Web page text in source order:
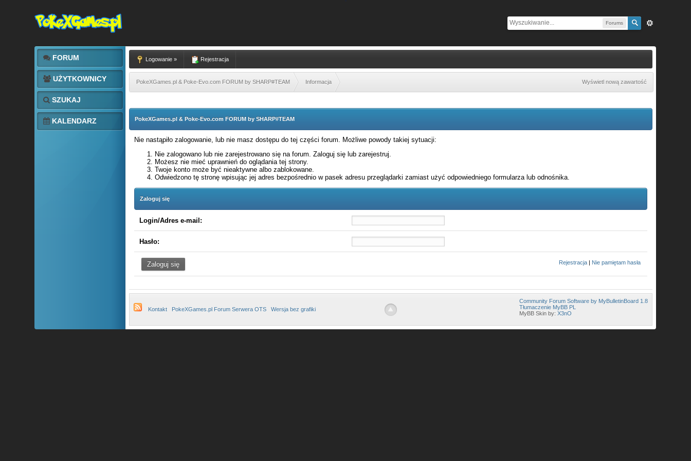
Forums
FORUM
UŻYTKOWNICY
SZUKAJ
KALENDARZ
Logowanie » Rejestracja
PokeXGames.pl & Poke-Evo.com FORUM by SHARP#TEAM Informacja Wyświetl nową zawartość
PokeXGames.pl & Poke-Evo.com FORUM by SHARP#TEAM
Nie nastąpiło zalogowanie, lub nie masz dostępu do tej części forum. Możliwe powody takiej sytuacji:
Nie zalogowano lub nie zarejestrowano się na forum. Zaloguj się lub zarejestruj.
Możesz nie mieć uprawnień do oglądania tej strony.
Twoje konto może być nieaktywne albo zablokowane.
Odwiedzono tę stronę wpisując jej adres bezpośrednio w pasek adresu przeglądarki zamiast użyć odpowiedniego formularza lub odnośnika.
Zaloguj się
Login/Adres e-mail:
Hasło:
Rejestracja | Nie pamiętam hasła
Kontakt PokeXGames.pl Forum Serwera OTS Wersja bez grafiki
Community Forum Software by MyBulletinBoard 1.8
Tłumaczenie MyBB PL
MyBB Skin by:X3nO